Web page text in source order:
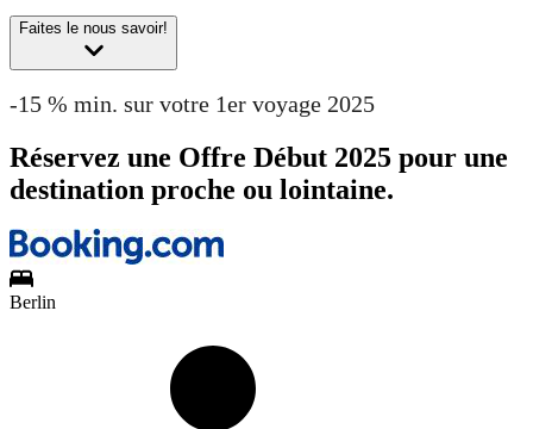
Faites le nous savoir!
-15 % min. sur votre 1er voyage 2025
Réservez une Offre Début 2025 pour une
destination proche ou lointaine.
Berlin